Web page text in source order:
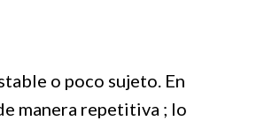
o poco sujeto. En
manera repetitiva ; lo